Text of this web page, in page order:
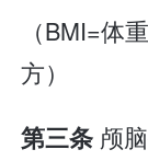
（BMI=体
方）
第三条 颅